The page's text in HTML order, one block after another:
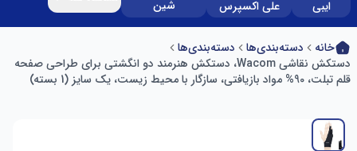
ایبی علی اکسپرس شین
خانه دسته‌بندی‌ها
دسته‌بندی‌ها
دستکش نقاشی Wacom، دستکش هنرمند دو انگشتی برای طراحی صفحه
قلم تبلت، 90% مواد بازیافتی، سازگار با محیط زیست، یک سایز (1 بسته)